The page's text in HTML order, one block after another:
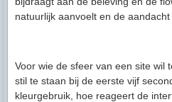
natuurlijk aanvoelt en de
Voor wie de sfeer van een site wil
stil te staan bij de eerste vijf
kleurgebruik, hoe reageert de